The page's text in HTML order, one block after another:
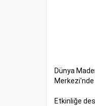
Dünya
Etkinliğe